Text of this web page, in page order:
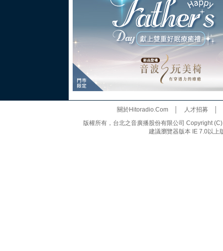
關於Hitoradio.Com│ 人才招募
版權所有，台北之音廣播股份有限公司 Copyright
建議瀏覽器版本 IE 7.0以上